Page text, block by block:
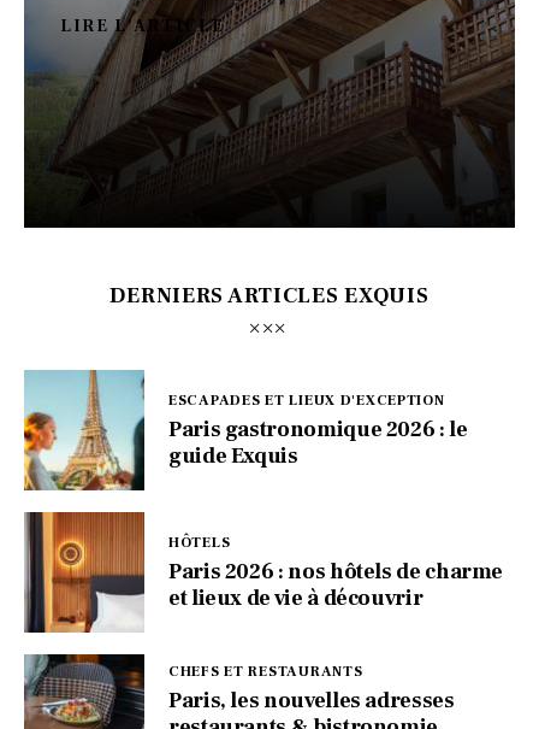
LIRE L'ARTICLE
DERNIERS ARTICLES EXQUIS
ESCAPADES ET LIEUX D'EXCEPTION
Paris gastronomique 2026 : le
guide Exquis
HÔTELS
Paris 2026 : nos hôtels de charme
et lieux de vie à découvrir
CHEFS ET RESTAURANTS
Paris, les nouvelles adresses